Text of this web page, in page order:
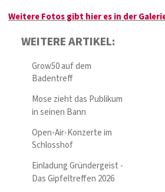
Weitere Fotos gibt hier es in der
WEITERE ARTIKEL:
Grow50 auf dem
Badentreff
Mose zieht das Publikum
in seinen Bann
Open-Air-Konzerte im
Schlosshof
Einladung Gründergeist -
Das Gipfeltreffen 2026